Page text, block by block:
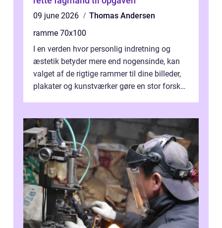
09 june 2026
Thomas Andersen
ramme 70x100
I en verden hvor personlig indretning og
æstetik betyder mere end nogensinde, kan
valget af de rigtige rammer til dine billeder,
plakater og kunstværker gøre en stor forskel.